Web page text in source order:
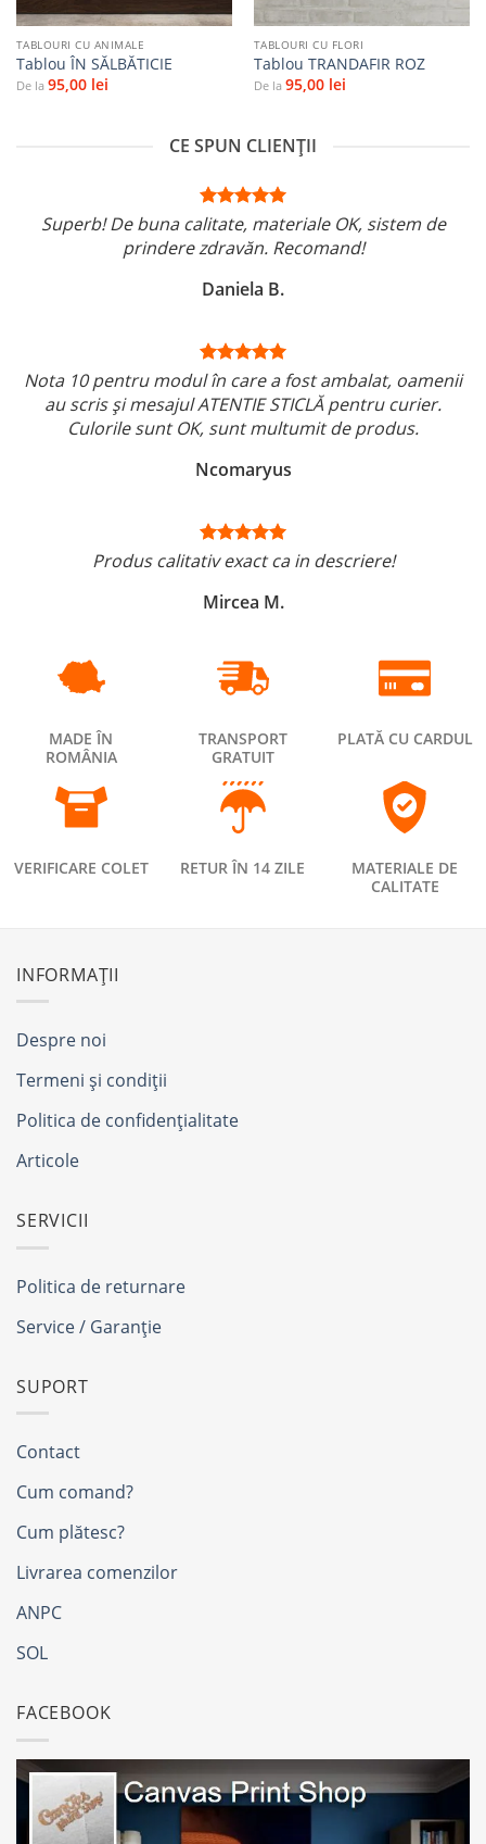
TABLOURI CU ANIMALE
Tablou ÎN SĂLBĂTICIE
De la 95,00 lei
TABLOURI CU FLORI
Tablou TRANDAFIR ROZ
De la 95,00 lei
CE SPUN CLIENȚII
Superb! De buna calitate, materiale OK, sistem de
prindere zdravăn. Recomand!
Daniela B.
Nota 10 pentru modul în care a fost ambalat, oamenii
au scris și mesajul ATENTIE STICLĂ pentru curier.
Culorile sunt OK, sunt multumit de produs.
Ncomaryus
Produs calitativ exact ca in descriere!
Mircea M.
MADE ÎN
ROMÂNIA
TRANSPORT
GRATUIT
PLATĂ CU CARDUL
VERIFICARE COLET RETUR ÎN 14 ZILE
MATERIALE DE
CALITATE
INFORMAȚII
Despre noi
Termeni și condiții
Politica de confidențialitate
Articole
SERVICII
Politica de returnare
Service / Garanție
SUPORT
Contact
Cum comand?
Cum plătesc?
Livrarea comenzilor
ANPC
SOL
FACEBOOK